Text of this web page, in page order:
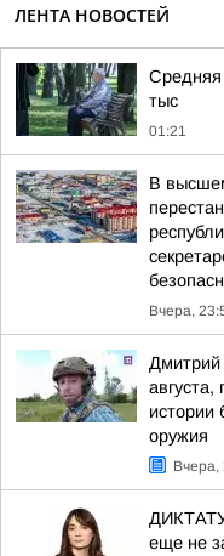
ЛЕНТА НОВОСТЕЙ
Средняя
тыс
01:21
В
Вчера,
Дмитрий
августа,
истории
оружия
Вчера,
еще не